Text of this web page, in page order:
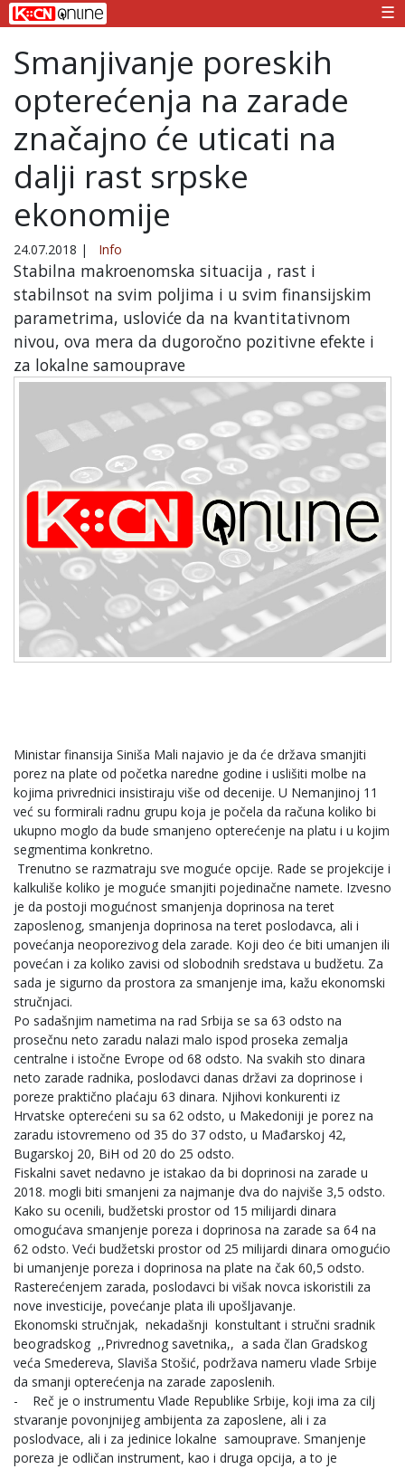
☰
Smanjivanje poreskih
opterećenja na zarade
značajno će uticati na
dalji rast srpske
ekonomije
24.07.2018 | Info
Stabilna makroenomska situacija , rast i
stabilnsot na svim poljima i u svim finansijskim
parametrima, usloviće da na kvantitativnom
nivou, ova mera da dugoročno pozitivne efekte i
za lokalne samouprave
Ministar finansija Siniša Mali najavio je da će država smanjiti
porez na plate od početka naredne godine i uslišiti molbe na
kojima privrednici insistiraju više od decenije. U Nemanjinoj 11
već su formirali radnu grupu koja je počela da računa koliko bi
ukupno moglo da bude smanjeno opterećenje na platu i u kojim
segmentima konkretno.
Trenutno se razmatraju sve moguće opcije. Rade se projekcije i
kalkuliše koliko je moguće smanjiti pojedinačne namete. Izvesno
je da postoji mogućnost smanjenja doprinosa na teret
zaposlenog, smanjenja doprinosa na teret poslodavca, ali i
povećanja neoporezivog dela zarade. Koji deo će biti umanjen ili
povećan i za koliko zavisi od slobodnih sredstava u budžetu. Za
sada je sigurno da prostora za smanjenje ima, kažu ekonomski
stručnjaci.
Po sadašnjim nametima na rad Srbija se sa 63 odsto na
prosečnu neto zaradu nalazi malo ispod proseka zemalja
centralne i istočne Evrope od 68 odsto. Na svakih sto dinara
neto zarade radnika, poslodavci danas državi za doprinose i
poreze praktično plaćaju 63 dinara. Njihovi konkurenti iz
Hrvatske opterećeni su sa 62 odsto, u Makedoniji je porez na
zaradu istovremeno od 35 do 37 odsto, u Mađarskoj 42,
Bugarskoj 20, BiH od 20 do 25 odsto.
Fiskalni savet nedavno je istakao da bi doprinosi na zarade u
2018. mogli biti smanjeni za najmanje dva do najviše 3,5 odsto.
Kako su ocenili, budžetski prostor od 15 milijardi dinara
omogućava smanjenje poreza i doprinosa na zarade sa 64 na
62 odsto. Veći budžetski prostor od 25 milijardi dinara omogućio
bi umanjenje poreza i doprinosa na plate na čak 60,5 odsto.
Rasterećenjem zarada, poslodavci bi višak novca iskoristili za
nove investicije, povećanje plata ili upošljavanje.
Ekonomski stručnjak, nekadašnji konstultant i stručni sradnik
beogradskog ,,Privrednog savetnika,, a sada član Gradskog
veća Smedereva, Slaviša Stošić, podržava nameru vlade Srbije
da smanji opterećenja na zarade zaposlenih.
- Reč je o instrumentu Vlade Republike Srbije, koji ima za cilj
stvaranje povonjnijeg ambijenta za zaposlene, ali i za
poslodvace, ali i za jedinice lokalne samouprave. Smanjenje
poreza je odličan instrument, kao i druga opcija, a to je